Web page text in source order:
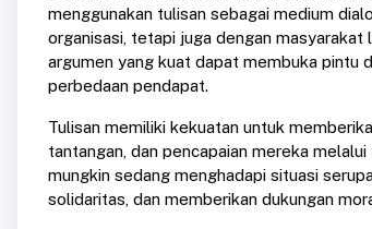
menggunakan tulisan sebagai medium
organisasi, tetapi juga dengan
argumen yang kuat dapat membuka pintu
perbedaan pendapat.
Tulisan memiliki kekuatan untuk
tantangan, dan pencapaian mereka
mungkin sedang menghadapi situasi
solidaritas, dan memberikan dukungan